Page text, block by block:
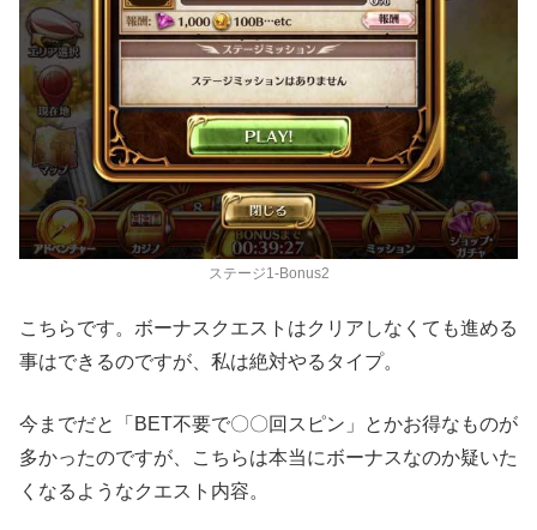
ステージ1-Bonus2
こちらです。ボーナスクエストはクリアしなくても進める
事はできるのですが、私は絶対やるタイプ。
今までだと「BET不要で〇〇回スピン」とかお得なものが
多かったのですが、こちらは本当にボーナスなのか疑いた
くなるようなクエスト内容。